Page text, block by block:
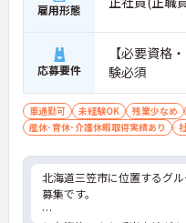
雇用形態
応募要件
【必要資格
験必須
車通勤可 未経験OK 残業少なめ
産休･育休･介護休暇取得実績あり
北海道三笠市に位置するグ
募集です。